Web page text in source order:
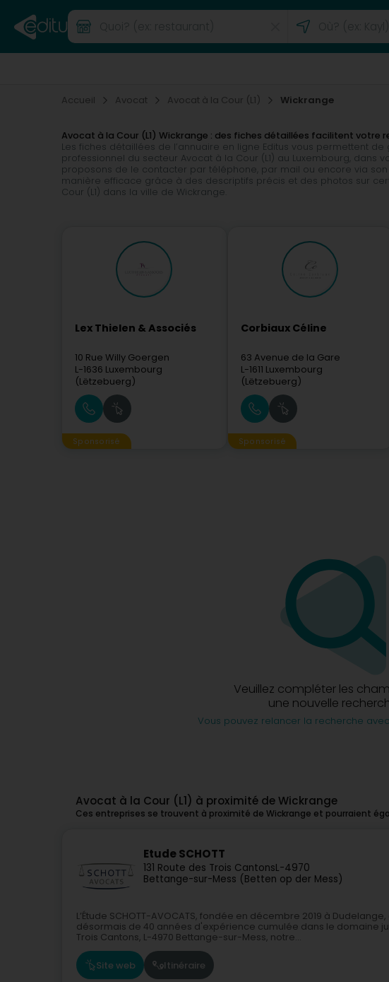
Accueil Avocat Avocat à la Cour (L1) Wickrange
Avocat à la Cour (L1) Wickrange : des fiches détaillées facilitent votre
Les fiches détaillées de l’annuaire en ligne Editus vous permettent
professionnel du secteur Avocat à la Cour (L1) au Luxembourg, dans
proposons de le contacter par téléphone, par mail ou encore via
manière efficace grâce à des descriptifs précis et des photos sur
Cour (L1) dans la ville de Wickrange.
Lex Thielen & Associés
10 Rue Willy Goergen
L-1636 Luxembourg
(Lëtzebuerg)
Sponsorisé
Corbiaux Céline
63 Avenue de la Gare
L-1611 Luxembourg
(Lëtzebuerg)
Sponsorisé
Veuillez compléter les
une nouvelle
Vous pouvez relancer la recherche
Avocat à la Cour (L1) à proximité de Wickrange
Ces entreprises se trouvent à proximité de Wickrange et pourraient
Etude SCHOTT
131 Route des Trois CantonsL-4970
Bettange-sur-Mess (Betten op der Mess)
L’Étude SCHOTT-AVOCATS, fondée en décembre 2019 à
désormais de 40 années d'expérience cumulée dans le domaine
Trois Cantons, L-4970 Bettange-sur-Mess, notre...
Site web Itinéraire